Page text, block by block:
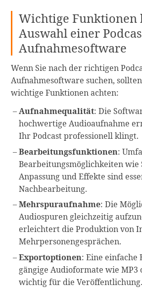
Wichtige Funktionen
Auswahl einer
Aufnahmesoftware
Wenn Sie nach der richtigen
Aufnahmesoftware suchen,
wichtige Funktionen achten:
Aufnahmequalität: Die
hochwertige Audioaufnahme
Ihr Podcast professionell klingt.
Bearbeitungsfunktionen:
Bearbeitungsmöglichkeiten wie
Anpassung und Effekte sind
Nachbearbeitung.
Mehrspuraufnahme: Die
Audiospuren gleichzeitig
erleichtert die Produktion von
Mehrpersonengesprächen.
Exportoptionen: Eine
gängige Audioformate wie MP3
wichtig für die Veröffentlichung.